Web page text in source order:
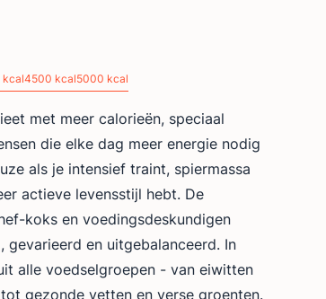
4500 kcal5000 kcal
met meer calorieën, speciaal
die elke dag meer energie nodig
als je intensief traint, spiermassa
actieve levensstijl hebt. De
koks en voedingsdeskundigen
en uitgebalanceerd. In
alle voedselgroepen - van eiwitten
gezonde vetten en verse groenten.